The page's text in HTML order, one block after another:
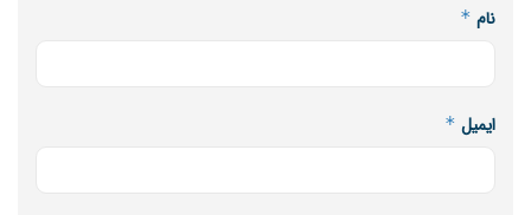
نام *
ایمیل *